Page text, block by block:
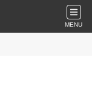
MENU